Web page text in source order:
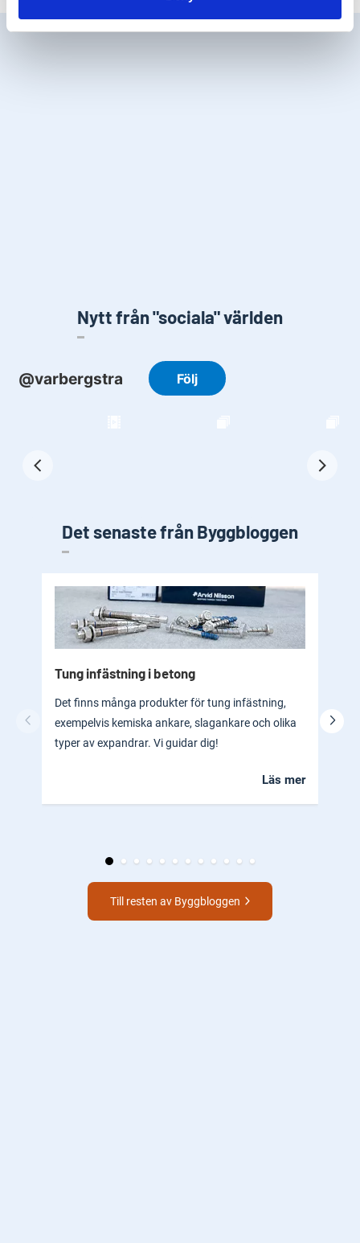
Nytt från "sociala" världen
Det senaste från Byggbloggen
Tung infästning i betong
Det finns många produkter för tung infästning,
exempelvis kemiska ankare, slagankare och olika
typer av expandrar. Vi guidar dig!
Läs mer
Till resten av Byggbloggen